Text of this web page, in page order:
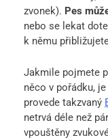
zvonek). Pes
nebo se lekat
k němu
Jakmile pojmete
něco v pořádku,
provede takzvaný
netrvá déle než
vpouštěny